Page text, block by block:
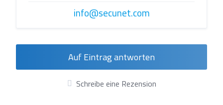
info@secunet.com
Auf Eintrag antworten
Schreibe eine Rezension